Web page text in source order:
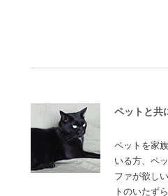
ペットと共
ペットを家
いる方、ペ
ファが欲し
トのいたず